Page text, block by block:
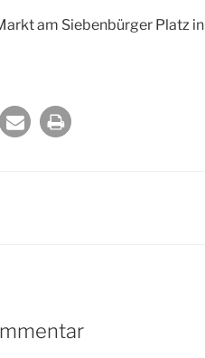
am Siebenbürger Platz in